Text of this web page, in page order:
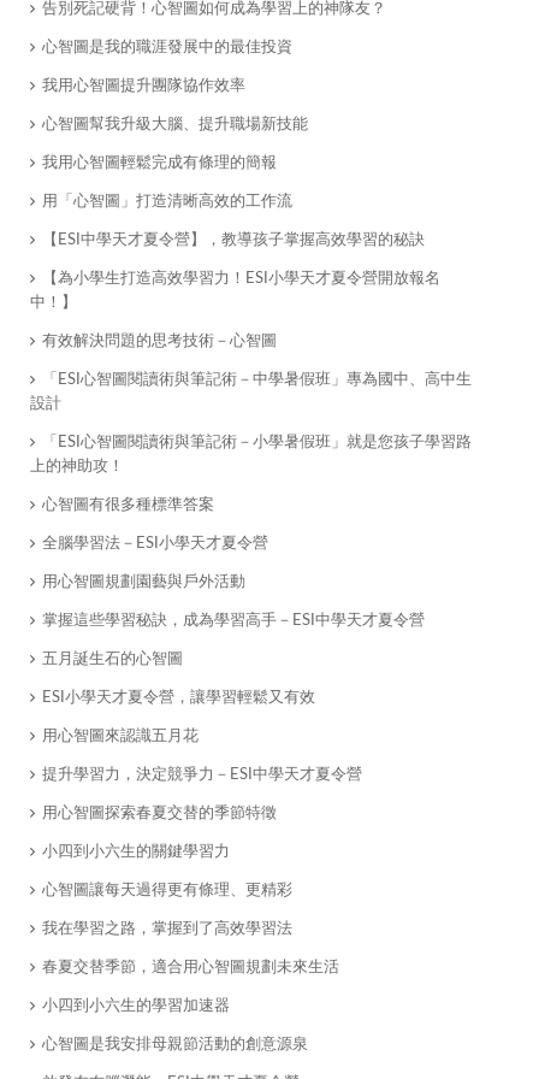
告別死記硬背！心智圖如何成為學習上的神隊友？
心智圖是我的職涯發展中的最佳投資
我用心智圖提升團隊協作效率
​心智圖幫我升級大腦、提升職場新技能
我用心智圖輕鬆完成有條理的簡報
​用「心智圖」打造清晰高效的工作流
【ESI中學天才夏令營】，教導孩子掌握高效學習的秘訣
【為小學生打造高效學習力！ESI小學天才夏令營開放報名
中！】
​有效解決問題的思考技術－心智圖
「ESI心智圖閱讀術與筆記術－中學暑假班」專為國中、高中生
設計
「ESI心智圖閱讀術與筆記術－小學暑假班」就是您孩子學習路
上的神助攻！
心智圖有很多種標準答案
全腦學習法－ESI小學天才夏令營
​用心智圖規劃園藝與戶外活動
​掌握這些學習秘訣，成為學習高手－ESI中學天才夏令營
​五月誕生石的心智圖
ESI小學天才夏令營，讓學習輕鬆又有效
用心智圖來認識五月花
提升學習力，決定競爭力－ESI中學天才夏令營
用心智圖探索春夏交替的季節特徵
小四到小六生的關鍵學習力
心智圖讓每天過得更有條理、更精彩
我在學習之路，掌握到了高效學習法
春夏交替季節，適合用心智圖規劃未來生活
小四到小六生的學習加速器
​心智圖是我安排母親節活動的創意源泉